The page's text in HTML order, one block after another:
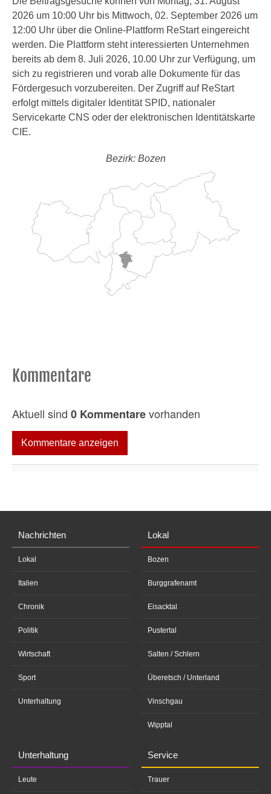
2026 um 10:00 Uhr bis Mittwoch, 02. September 2026 um
12:00 Uhr über die Online-Plattform ReStart eingereicht
werden. Die Plattform steht interessierten Unternehmen
bereits ab dem 8. Juli 2026, 10.00 Uhr zur Verfügung, um
sich zu registrieren und vorab alle Dokumente für das
Fördergesuch vorzubereiten. Der Zugriff auf ReStart
erfolgt mittels digitaler Identität SPID, nationaler
Servicekarte CNS oder der elektronischen Identitätskarte
CIE.
Bezirk: Bozen
Kommentare
Aktuell sind 0 Kommentarevorhanden
Kommentare anzeigen
Nachrichten
Lokal
Italien
Chronik
Politik
Wirtschaft
Sport
Unterhaltung
Lokal
Bozen
Burggrafenamt
Eisacktal
Pustertal
Salten / Schlern
Überetsch / Unterland
Vinschgau
Wipptal
Unterhaltung
Leute
Service
Trauer